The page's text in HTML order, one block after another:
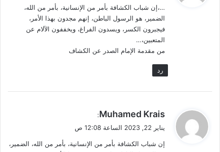
ل
…،إن شباب الكشافة بأمر من الإنسانية، بأمر من الله،
الضمير، هو الرسول الباطن، إنهم مجدون بهذا الأمر،
فيجبرون الكسر، ويسدون الفراغ، ويخففون الآلام عن
المتعبين،…
من مقدمة الإمام الصدر عن الكشاف
رد
ي
ل
Muhamed Krais
:
يناير 22, 2023 الساعة 12:08 ص
إن شباب الكشافة بأمر من الإنسانية، بأمر من الله، الضمير،